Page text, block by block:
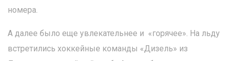
номера.
А далее было еще увлекательнее и «горячее». На льду
встретились хоккейные команды «Дизель» из